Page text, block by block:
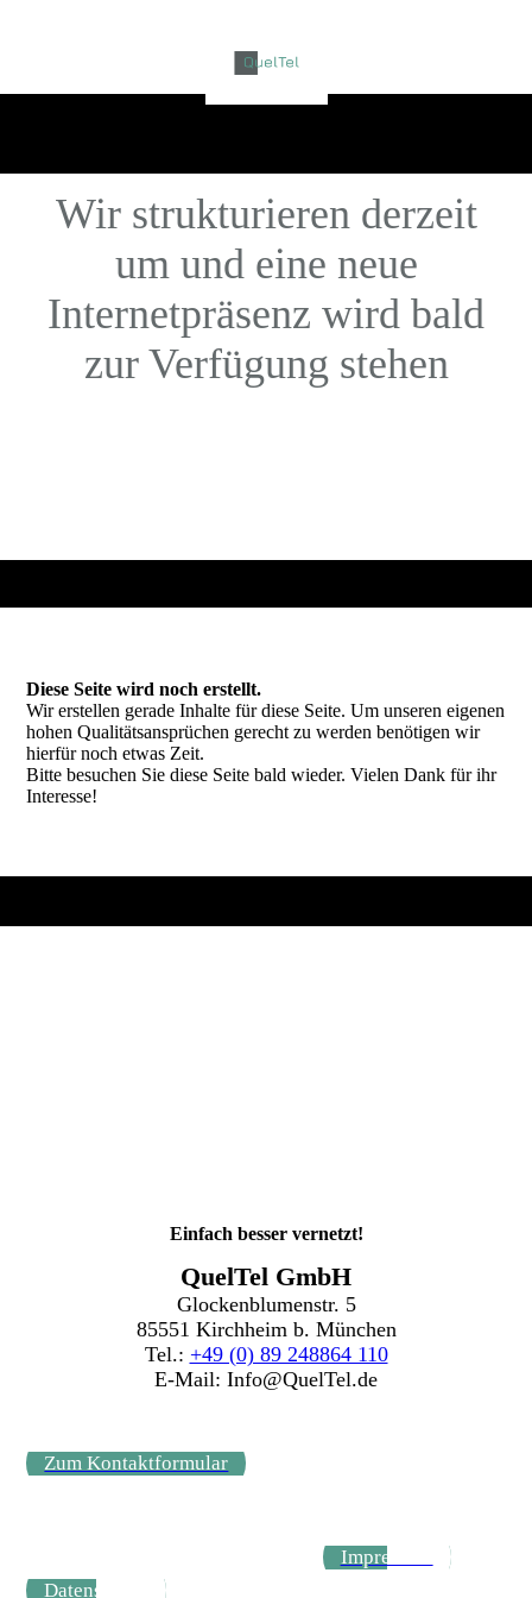
Wir strukturieren derzeit
um und eine neue
Internetpräsenz wird bald
zur Verfügung stehen
Diese Seite wird noch erstellt.
Wir erstellen gerade Inhalte für diese Seite. Um unseren eigenen
hohen Qualitätsansprüchen gerecht zu werden benötigen wir
hierfür noch etwas Zeit.
Bitte besuchen Sie diese Seite bald wieder. Vielen Dank für ihr
Interesse!
Einfach besser vernetzt!
QuelTel GmbH
Glockenblumenstr. 5
85551 Kirchheim b. München
Tel.: +49 (0) 89 248864 110
E-Mail: Info@QuelTel.de
Zum Kontaktformular
Impressum
Datenschutz